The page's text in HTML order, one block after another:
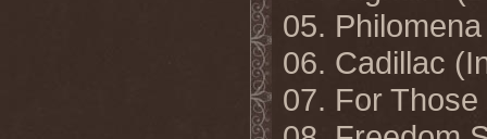
05.
06. Cadillac
07. For